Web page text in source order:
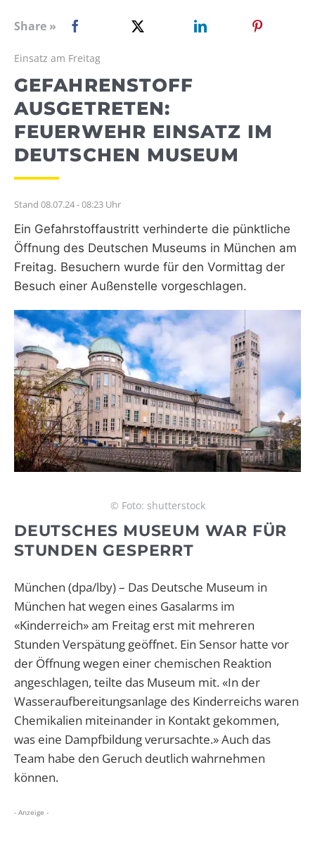
WEBRADIO
Share »
Einsatz am Freitag
GEFAHRENSTOFF
AUSGETRETEN:
FEUERWEHR EINSATZ IM
DEUTSCHEN MUSEUM
Stand 08.07.24 - 08:23 Uhr
Ein Gefahrstoffaustritt verhinderte die pünktliche
Öffnung des Deutschen Museums in München am
Freitag. Besuchern wurde für den Vormittag der
Besuch einer Außenstelle vorgeschlagen.
© Foto: shutterstock
DEUTSCHES MUSEUM WAR FÜR
STUNDEN GESPERRT
München (dpa/lby) – Das Deutsche Museum in
München hat wegen eines Gasalarms im
«Kinderreich» am Freitag erst mit mehreren
Stunden Verspätung geöffnet. Ein Sensor hatte vor
der Öffnung wegen einer chemischen Reaktion
angeschlagen, teilte das Museum mit. «In der
Wasseraufbereitungsanlage des Kinderreichs waren
Chemikalien miteinander in Kontakt gekommen,
was eine Dampfbildung verursachte.» Auch das
Team habe den Geruch deutlich wahrnehmen
können.
- Anzeige -